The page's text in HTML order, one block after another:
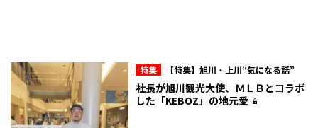
特集 【特集】旭川・上川“気になる話”
社長が旭川観光大使、ＭＬＢとコラボ
した「KEBOZ」の地元愛